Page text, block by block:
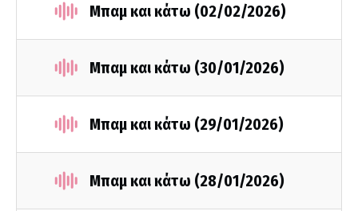
Μπαμ και κάτω (02/02/2026)
Μπαμ και κάτω (30/01/2026)
Μπαμ και κάτω (29/01/2026)
Μπαμ και κάτω (28/01/2026)